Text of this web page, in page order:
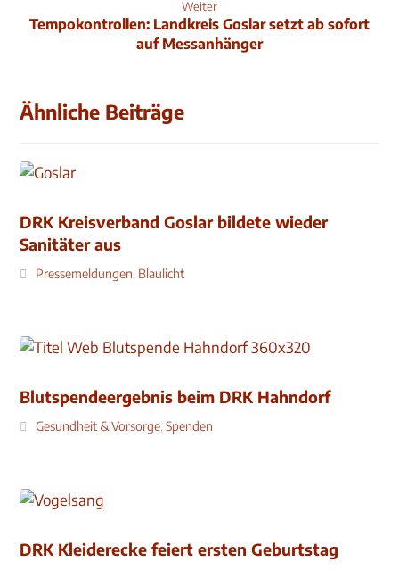
Weiter
Tempokontrollen: Landkreis Goslar setzt ab sofort
auf Messanhänger
Ähnliche Beiträge
DRK Kreisverband Goslar bildete wieder
Sanitäter aus
Pressemeldungen, Blaulicht
Blutspendeergebnis beim DRK Hahndorf
Gesundheit & Vorsorge,Spenden
DRK Kleiderecke feiert ersten Geburtstag